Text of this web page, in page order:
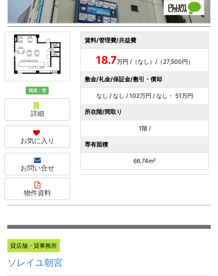
現況：空
詳細
お気に入り
お問い合せ
物件資料
賃料/管理費/共益費
18.7万円 /（なし）/（27,500円）
敷金/礼金/保証金/敷引・償却
なし / なし / 102万円 / なし・ 51万円
所在階/間取り
1階 /
専有面積
66.74m²
貸店舗・貸事務所
ソレイユ朝宮